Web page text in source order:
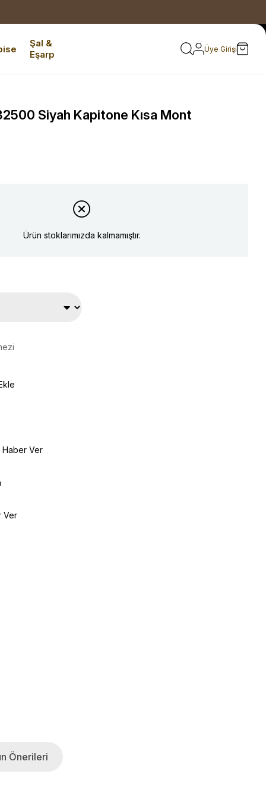
Şal &
Eşarp
Üye Girişi
Siyah Kapitone Kısa Mont
Ürün stoklarımızda kalmamıştır.
Haber Ver
Ver
Önerileri